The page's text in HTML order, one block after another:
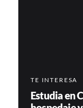
TE INTERESA
Estudia en